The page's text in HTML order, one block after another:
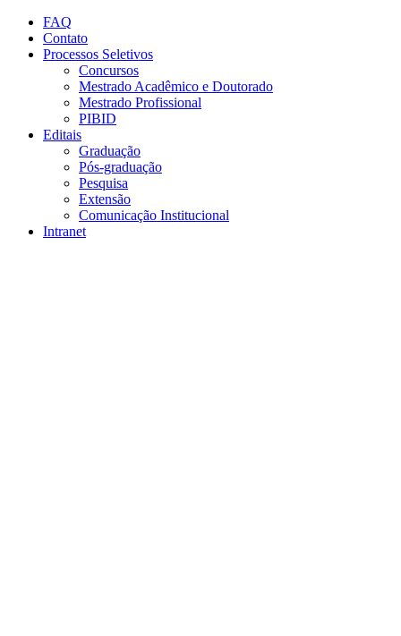
Conteúdo principal
FAQ
Contato
Processos Seletivos
Concursos
Mestrado Acadêmico e Doutorado
Mestrado Profissional
PIBID
Editais
Graduação
Pós-graduação
Pesquisa
Extensão
Comunicação Institucional
Intranet